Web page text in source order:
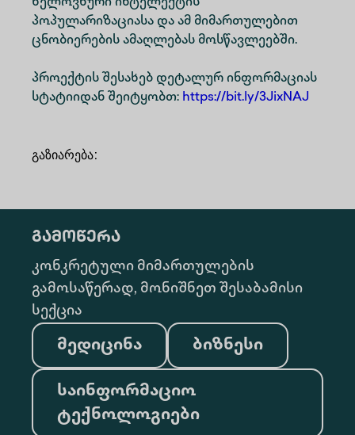
ხელოვნური ინტელექტის
პოპულარიზაციასა და ამ მიმართულებით
ცნობიერების ამაღლებას მოსწავლეებში.
პროექტის შესახებ დეტალურ ინფორმაციას
სტატიიდან შეიტყობთ: https://bit.ly/3JixNAJ
გაზიარება:
გამოწერა
კონკრეტული მიმართულების
გამოსაწერად, მონიშნეთ შესაბამისი
სექცია
მედიცინა ბიზნესი
საინფორმაციო
ტექნოლოგიები